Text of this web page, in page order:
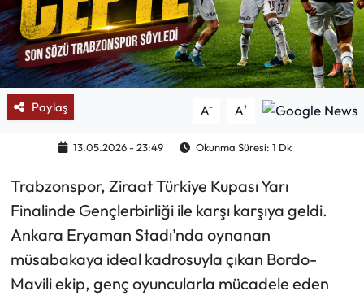
Paylaş A- A+
13.05.2026 - 23:49 Okunma Süresi: 1 Dk
Trabzonspor, Ziraat Türkiye Kupası Yarı
Finalinde Gençlerbirliği ile karşı karşıya geldi.
Ankara Eryaman Stadı’nda oynanan
müsabakaya ideal kadrosuyla çıkan Bordo-
Mavili ekip, genç oyuncularla mücadele eden
Mektup Galeri
Röportaj
Manşet
Köşe Yazıları
Karikatür Galeri
BIK
ASTROLOJİ